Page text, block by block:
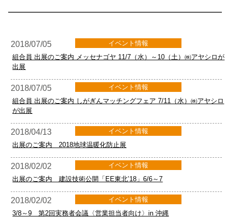
2018/07/05
イベント情報
組合員 出展のご案内 メッセナゴヤ 11/7（水）～10（土）㈱アヤシロが
出展
2018/07/05
イベント情報
組合員 出展のご案内 しがぎんマッチングフェア 7/11（水）㈱アヤシロ
が出展
2018/04/13
イベント情報
出展のご案内 2018地球温暖化防止展
2018/02/02
イベント情報
出展のご案内 建設技術公開「EE東北’18」6/6～7
2018/02/02
イベント情報
3/8～9 第2回実務者会議〈営業担当者向け〉in 沖縄